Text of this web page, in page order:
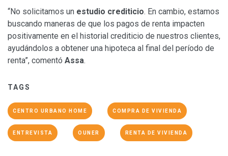
“No solicitamos un estudio crediticio. En cambio, estamos
buscando maneras de que los pagos de renta impacten
positivamente en el historial crediticio de nuestros clientes,
ayudándolos a obtener una hipoteca al final del período de
renta”, comentó Assa.
TAGS
CENTRO URBANO HOME COMPRA DE VIVIENDA
ENTREVISTA OUNER RENTA DE VIVIENDA